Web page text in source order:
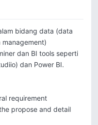
bidang data (data
management)
dan BI tools seperti
dan Power BI.
requirement
propose and detail